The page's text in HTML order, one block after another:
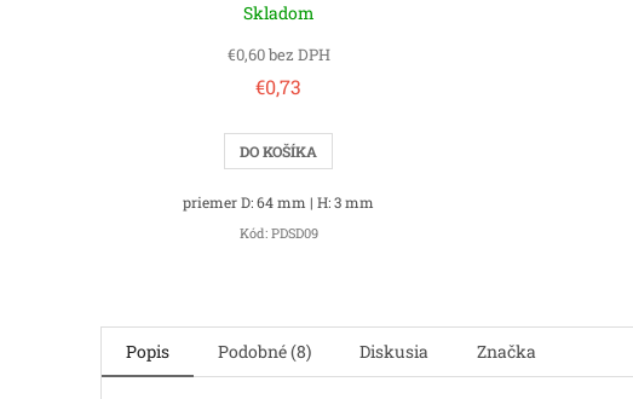
Skladom
€0,60 bez DPH
€0,73
DO KOŠÍKA
priemer D: 64 mm | H: 3 mm
Kód: PDSD09
Popis Podobné (8) Diskusia Značka